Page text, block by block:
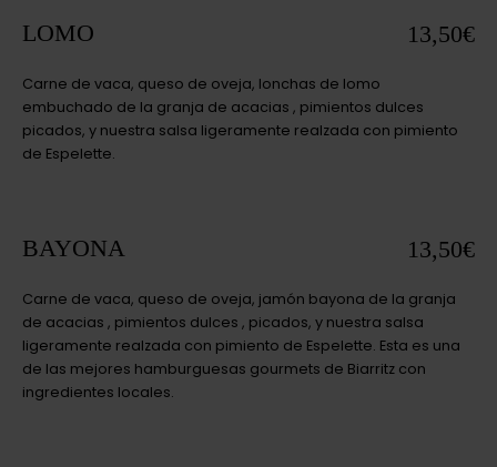
LOMO 13,50€
Carne de vaca, queso de oveja, lonchas de lomo
embuchado de la granja de acacias , pimientos dulces
picados, y nuestra salsa ligeramente realzada con pimiento
de Espelette.
BAYONA 13,50€
Carne de vaca, queso de oveja, jamón bayona de la granja
de acacias , pimientos dulces , picados, y nuestra salsa
ligeramente realzada con pimiento de Espelette. Esta es una
de las mejores hamburguesas gourmets de Biarritz con
ingredientes locales.